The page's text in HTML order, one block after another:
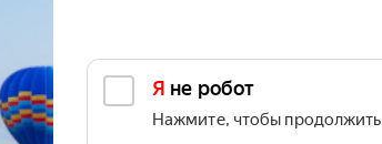
Я не робот
Нажмите, чтобы продолжить